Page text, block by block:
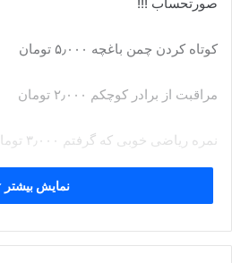
کوتاه کردن چمن باغچه ۵٫۰۰۰ تومان
مراقبت از برادر کوچکم ۲٫۰۰۰ تومان
نمره ریاضی خوبی که گرفتم ۳٫۰۰۰ تومان
جمع بدهی شما به من :۱۲٫۰۰۰ تومان !
نمایش بیشتر